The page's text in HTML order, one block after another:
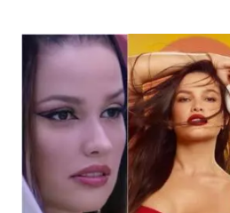
PAREDÃO:
VEJA
MOTIVOS
PARA
SISTER
CONTINUAR
NO
BBB